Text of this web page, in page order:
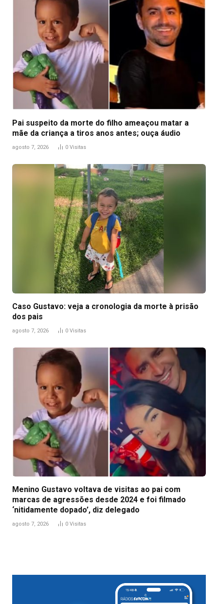
Pai suspeito da morte do filho ameaçou matar a
mãe da criança a tiros anos antes; ouça áudio
agosto 7, 2026 0 Visitas
Caso Gustavo: veja a cronologia da morte à prisão
dos pais
agosto 7, 2026 0 Visitas
Menino Gustavo voltava de visitas ao pai com
marcas de agressões desde 2024 e foi filmado
‘nitidamente dopado’, diz delegado
agosto 7, 2026 0 Visitas